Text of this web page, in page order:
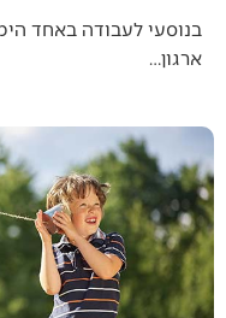
בנוסעי לעבודה באחד
ארגון…